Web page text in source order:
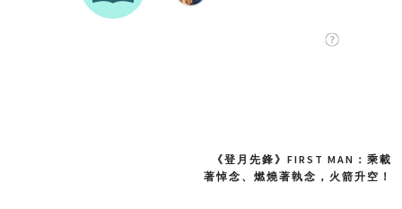
《登月先鋒》FIRST MAN：乘載
著悼念、燃燒著執念，火箭升空！